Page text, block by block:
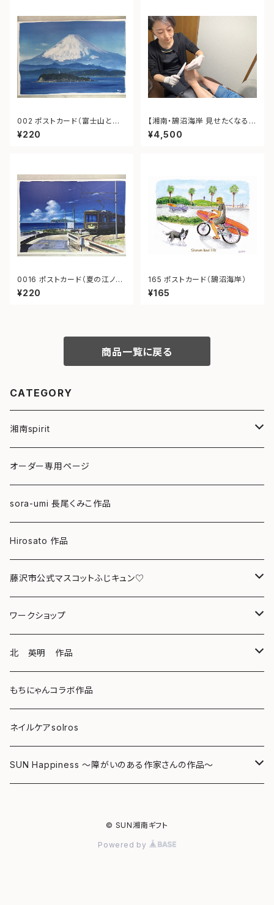
002 ポストカード（富士山と江
ノ島）
¥220
【湘南・鵠沼海岸 見せたくなる素
足ケア（お爪・かかと両方ケア）】
体験ギフト｜ありがとうを贈る
¥4,500
0016 ポストカード（夏の江ノ
電）
¥220
165 ポストカード（鵠沼海岸）
¥165
商品一覧に戻る
CATEGORY
湘南spirit
ポストカード
グリーティングカード
クリアファイル
マグカップ
スマホケース
キーホルダー
バッグ
Tシャツ
ミラー
オーダー専用ページ
sora-umi 長尾くみこ作品
Hirosato 作品
藤沢市公式マスコットふじキュン♡
クリアファイル
ボールペン
キーホルダー
マグネット
シール
ワークショップ
海レジンアートボード
レジンチャーム
サンキャッチャー
北 英明 作品
ポストカード
もちにゃんコラボ作品
ネイルケアsolros
SUN Happiness ～障がいのある作家さんの作品～
© SUN湘南ギフト
Powered by